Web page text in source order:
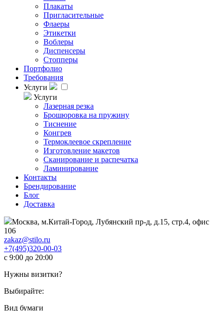
Плакаты
Пригласительные
Флаеры
Этикетки
Воблеры
Диспенсеры
Стопперы
Портфолио
Требования
Услуги
Услуги
Лазерная резка
Брошюровка на пружину
Тиснение
Конгрев
Термоклеевое скрепление
Изготовление макетов
Сканирование и распечатка
Ламинирование
Контакты
Брендирование
Блог
Доставка
Москва, м.Китай-Город, Лубянский пр-д, д.15, стр.4, офис
106
zakaz@stilo.ru
+7(495)320-00-03
с 9:00 до 20:00
Нужны визитки?
Выбирайте:
Вид бумаги